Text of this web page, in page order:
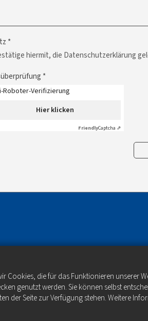
Cookies, die für das Funktionieren unserer
genutzt werden. Sie können selbst
der Seite zur Verfügung stehen. Weitere
*
hiermit, die Datenschutzerklärung
*
Roboter-Verifizierung
Hier klicken
FriendlyCaptcha ⇗